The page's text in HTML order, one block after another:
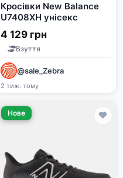
Кросівки New Balance
U7408XH унісекс
4 129 грн
Взуття
@sale_Zebra
2 тиж. тому
Нове